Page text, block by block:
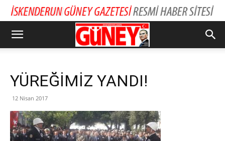
YÜREĞİMİZ YANDI!
12 Nisan 2017